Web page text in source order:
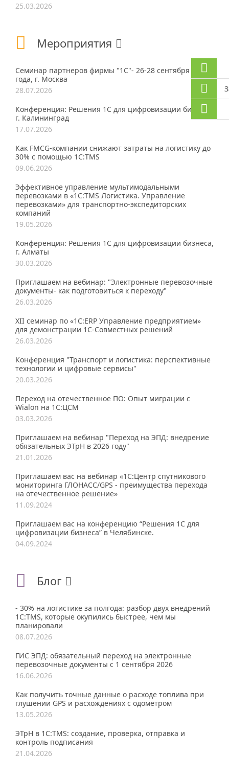
25.03.2026
Мероприятия
Семинар партнеров фирмы "1С"- 26-28 сентября 2026
года, г. Москва
28.07.2026
Конференция: Решения 1С для цифровизации бизнеса,
г. Калининград
17.07.2026
Как FMCG-компании снижают затраты на логистику до
30% с помощью 1С:TMS
09.06.2026
Эффективное управление мультимодальными
перевозками в «1С:TMS Логистика. Управление
перевозками» для транспортно-экспедиторских
компаний
19.05.2026
Конференция: Решения 1С для цифровизации бизнеса,
г. Алматы
30.03.2026
Приглашаем на вебинар: "Электронные перевозочные
документы- как подготовиться к переходу"
26.03.2026
XII семинар по «1С:ERP Управление предприятием»
для демонстрации 1C-Совместных решений
26.03.2026
Конференция "Транспорт и логистика: перспективные
технологии и цифровые сервисы"
20.03.2026
Переход на отечественное ПО: Опыт миграции с
Wialon на 1С:ЦСМ
03.03.2026
Приглашаем на вебинар "Переход на ЭПД: внедрение
обязательных ЭТрН в 2026 году"
21.01.2026
Приглашаем вас на вебинар «1С:Центр спутникового
мониторинга ГЛОНАСС/GPS - преимущества перехода
на отечественное решение»
11.09.2024
Приглашаем вас на конференцию “Решения 1С для
цифровизации бизнеса” в Челябинске.
04.09.2024
Блог
- 30% на логистике за полгода: разбор двух внедрений
1С:TMS, которые окупились быстрее, чем мы
планировали
08.07.2026
ГИС ЭПД: обязательный переход на электронные
перевозочные документы с 1 сентября 2026
16.06.2026
Как получить точные данные о расходе топлива при
глушении GPS и расхождениях с одометром
13.05.2026
ЭТрН в 1С:TMS: создание, проверка, отправка и
контроль подписания
21.04.2026